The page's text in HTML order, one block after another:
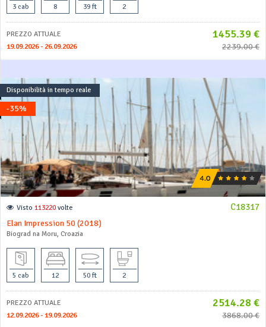
3 cab 8 39 ft 2
PREZZO ATTUALE 1455.39 €
19.09.2026 - 26.09.2026 2239.00 €
-35%
Disponibilità in tempo reale
C18317
Visto 113220 volte
Elan Impression 50 (2018)
Biograd na Moru, Croazia
5 cab 12 50 ft 2
PREZZO ATTUALE 2514.28 €
12.09.2026 - 19.09.2026 3868.00 €